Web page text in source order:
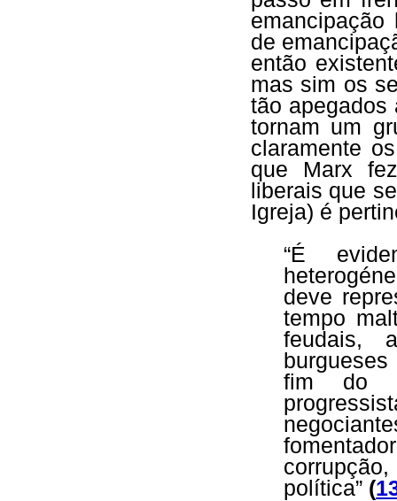
de
então
mas sim os
tão apegados
tornam um
claramente
que Marx
liberais que
Igreja) é
“É
deve
tempo
feudais,
fim do
política” (